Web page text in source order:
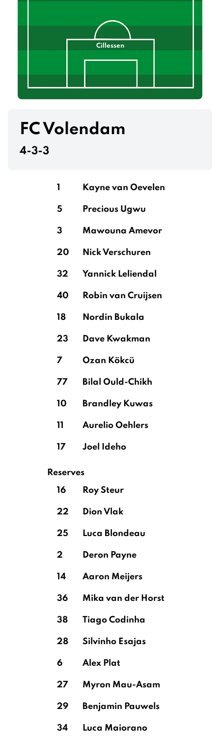
Cillessen
FC Volendam
4-3-3
1 Kayne van Oevelen
5 Precious Ugwu
3 Mawouna Amevor
20 Nick Verschuren
32 Yannick Leliendal
40 Robin van Cruijsen
18 Nordin Bukala
23 Dave Kwakman
7 Ozan Kökcü
77 Bilal Ould-Chikh
10 Brandley Kuwas
11 Aurelio Oehlers
17 Joel Ideho
Reserves
16
Roy Steur
22 Dion Vlak
25 Luca Blondeau
2 Deron Payne
14 Aaron Meijers
36 Mika van der Horst
38 Tiago Codinha
28 Silvinho Esajas
6 Alex Plat
27 Myron Mau-Asam
29 Benjamin Pauwels
34 Luca Maiorano